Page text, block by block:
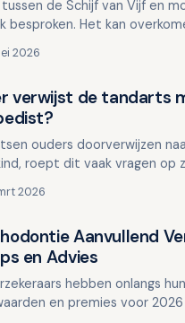
de Schijf van Vijf en
besproken. Het kan
2026
en mondgezondheid
verwijst de tandarts
ouders doorverwijzen
roept dit vaak vragen op
2026
en mondgezondheid
Aanvullend
en Advies
hebben onlangs hun
en premies voor